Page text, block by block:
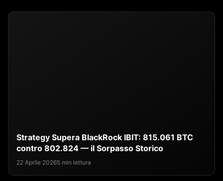
Strategy Supera BlackRock IBIT: 815.061 BTC
contro 802.824 — il Sorpasso Storico
22 Aprile 20265 min lettura